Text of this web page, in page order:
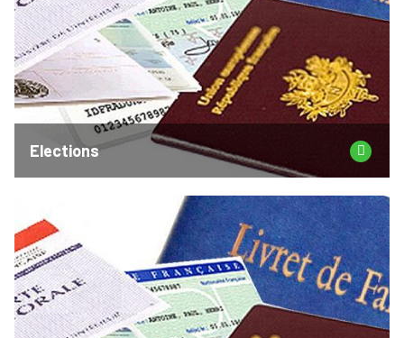
Elections